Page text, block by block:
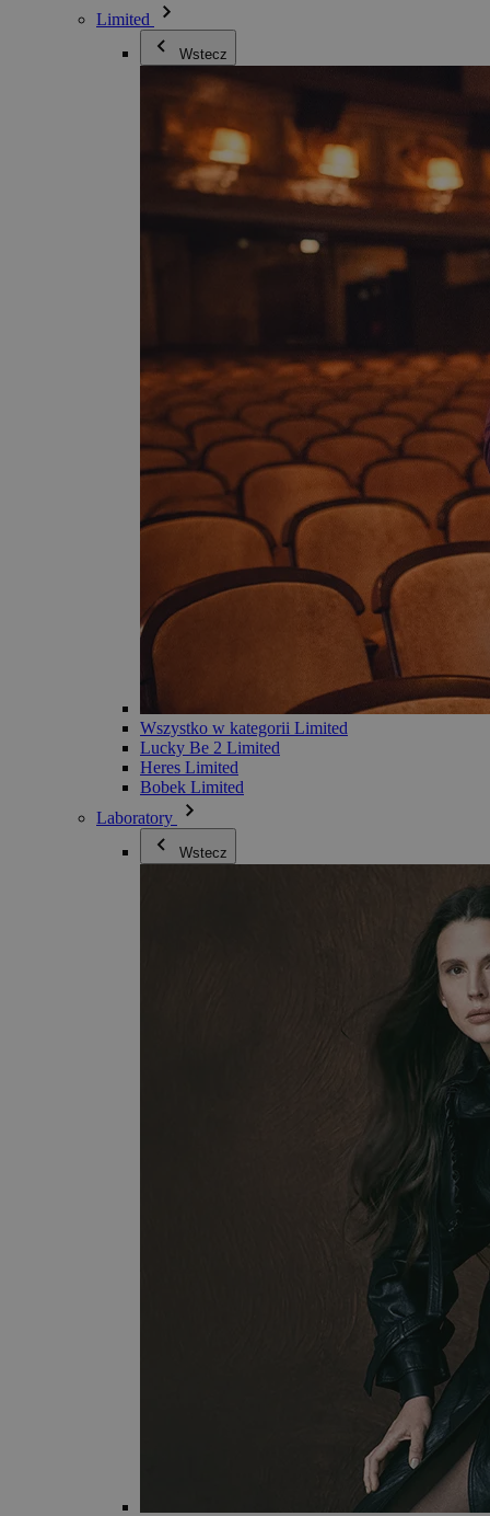
Limited
Wstecz
Wszystko w kategorii Limited
Lucky Be 2 Limited
Heres Limited
Bobek Limited
Laboratory
Wstecz